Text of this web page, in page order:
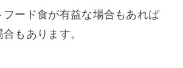
フード食が有益な場合もあれば
もあります。